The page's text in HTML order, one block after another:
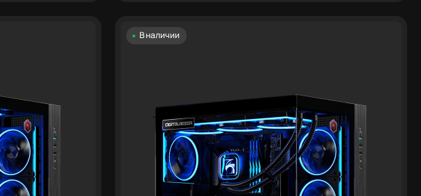
В наличии